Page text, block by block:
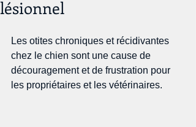
lésionnel
Les otites chroniques et récidivantes
chez le chien sont une cause de
découragement et de frustration pour
les propriétaires et les vétérinaires.